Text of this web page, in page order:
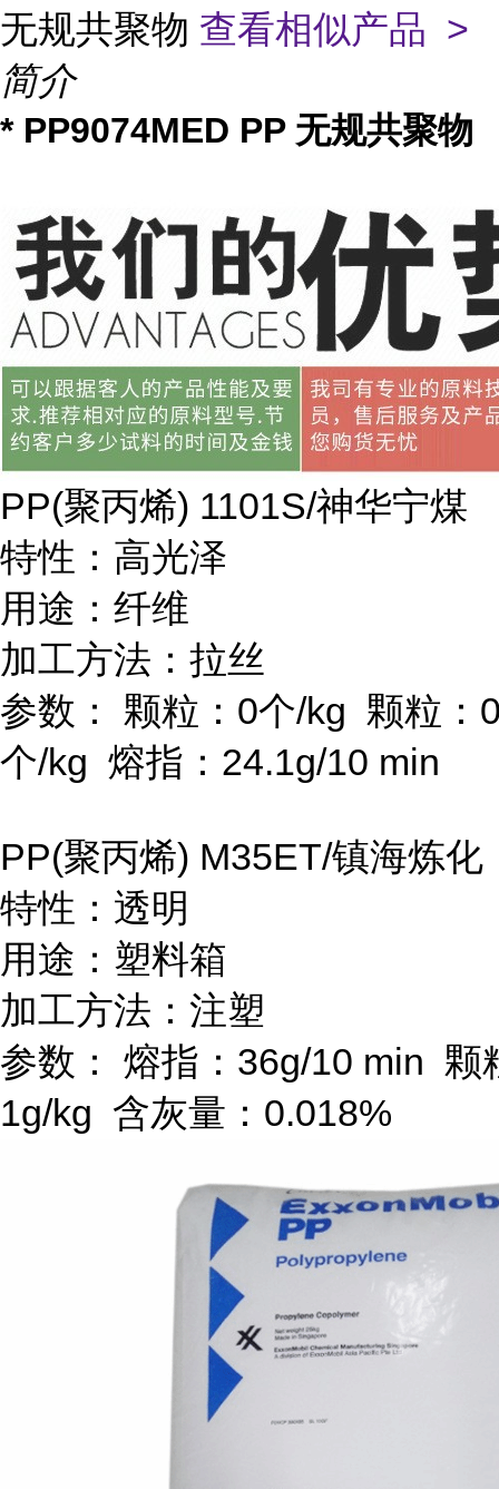
无规共聚物 查看相似产品 >
简介
* PP9074MED PP 无规共聚物
PP(聚丙烯) 1101S/神华宁煤
特性：高光泽
用途：纤维
加工方法：拉丝
参数：
颗粒： 0个/kg 颗粒：
个/kg 熔指： 24.1g/10 min
PP(聚丙烯) M35ET/镇海炼化
特性：透明
用途：塑料箱
加工方法：注塑
参数：
熔指： 36g/10 min 颗
1g/kg 含灰量： 0.018%